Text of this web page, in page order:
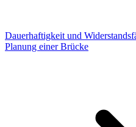
Dauerhaftigkeit und
Planung einer Brücke